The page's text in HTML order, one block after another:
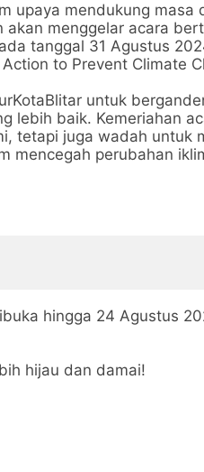
upaya mendukung masa
akan menggelar acara
tanggal 31 Agustus
to Prevent Climate
untuk
lebih baik. Kemeriahan
tetapi juga wadah untuk
mencegah perubahan
hingga 24 Agustus
hijau dan damai!